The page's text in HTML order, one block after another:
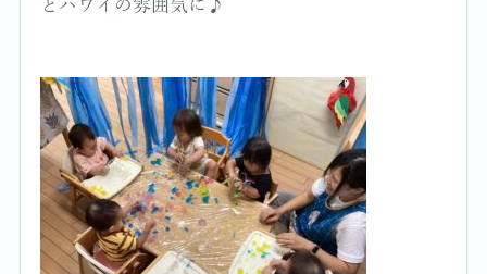
とハワイの雰囲気に♪